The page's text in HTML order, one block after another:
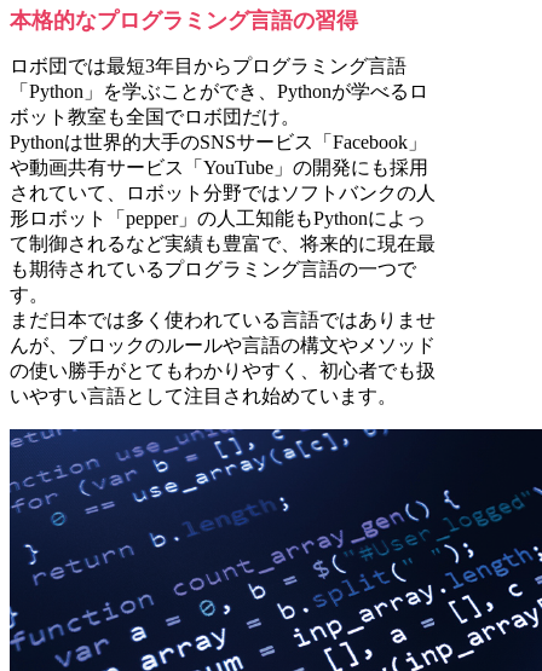
本格的なプログラミング言語の習得
ロボ団では最短3年目からプログラミング言語
「Python」を学ぶことができ、Pythonが学べるロ
ボット教室も全国でロボ団だけ。
Pythonは世界的大手のSNSサービス「Facebook」
や動画共有サービス「YouTube」の開発にも採用
されていて、ロボット分野ではソフトバンクの人
形ロボット「pepper」の人工知能もPythonによっ
て制御されるなど実績も豊富で、将来的に現在最
も期待されているプログラミング言語の一つで
す。
まだ日本では多く使われている言語ではありませ
んが、ブロックのルールや言語の構文やメソッド
の使い勝手がとてもわかりやすく、初心者でも扱
いやすい言語として注目され始めています。